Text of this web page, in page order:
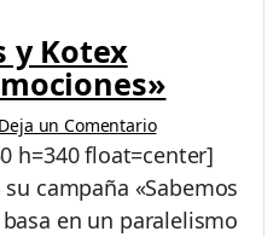
y Kotex
Deja un Comentario
h=340 float=center]
campaña «Sabemos
en un paralelismo